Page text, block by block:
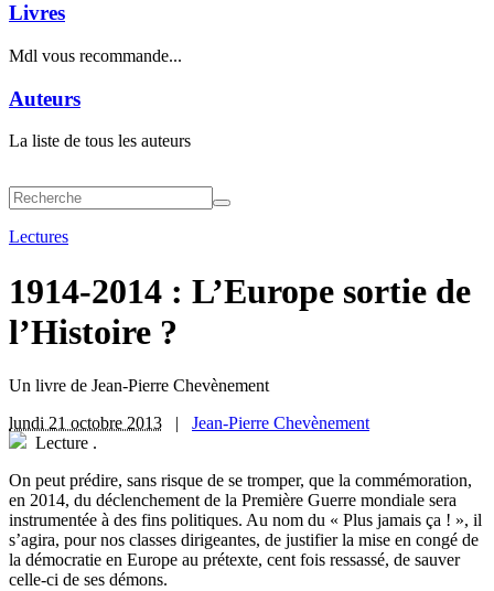
Livres
Mdl vous recommande...
Auteurs
La liste de tous les auteurs
Lectures
1914-2014 : L’Europe sortie de
l’Histoire ?
Un livre de Jean-Pierre Chevènement
lundi 21 octobre 2013 | Jean-Pierre Chevènement
Lecture .
On peut prédire, sans risque de se tromper, que la commémoration,
en 2014, du déclenchement de la Première Guerre mondiale sera
instrumentée à des fins politiques. Au nom du « Plus jamais ça ! », il
s’agira, pour nos classes dirigeantes, de justifier la mise en congé de
la démocratie en Europe au prétexte, cent fois ressassé, de sauver
celle-ci de ses démons.